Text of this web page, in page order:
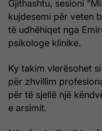
Gjithashtu, sesioni
kujdesemi për veten
të udhëhiqet nga
psikologe klinike.
Ky takim vlerësohet
për zhvillim
për të sjellë një
e arsimit.